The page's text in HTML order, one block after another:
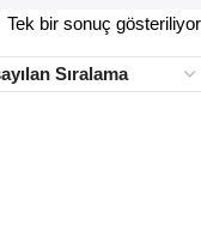
Tek bir sonuç gösteriliyor